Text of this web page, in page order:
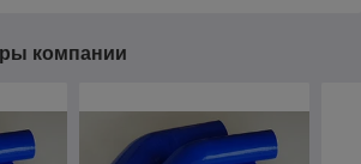
компании